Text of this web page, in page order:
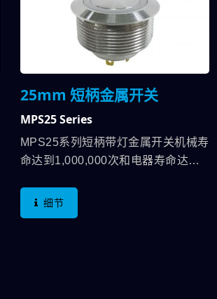
设计，让应用更多样，可选不同帽盖
颜色与LED灯来搭配使用，并拥有防
水防尘IP65等级，现在再增加了TUV
与ENEC，不管在通讯设备上，甚至
加的让人安心。
25mm 短柄金属开关
MPS25 Series
MPS25系列短柄带灯金属开关机械寿
命达到1,000,000次和电器寿命达到
2A/36VDC。在防护等级上，可达到
IP67及达到IK10(不锈钢)，无论产品
细节